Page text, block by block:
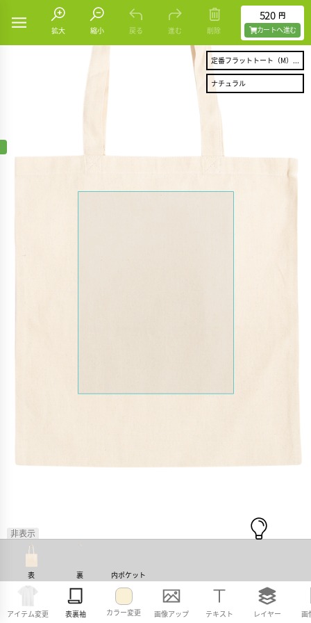
拡大 縮小 戻る 進む 削除
520 円
カートヘ進む
アイテム変更 表裏袖 カラー変更 画像アップ テキスト レイヤー 画
定番フラットトート（M）...
ナチュラル
表 裏 内ポケット
非表示